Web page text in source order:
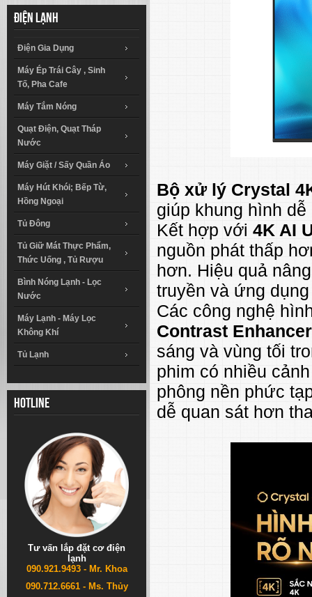
Điện lạnh
Điện Gia Dụng
Máy Ép Trái Cây , Sinh
Tố, Pha Cafe
Máy Tắm Nóng
Quạt Điện, Quạt Tháp
Nước
Máy Giặt / Sấy Quần Áo
Máy Hút Khói; Bếp Từ,
Hồng Ngoại
Tủ Đông
Tủ Giữ Mát Thực Phẩm,
Thức Uống , Tủ Rượu
Bình Nóng Lạnh - Lọc
Nước
Máy Lạnh - Máy Lọc
Không Khí
Tủ Lạnh
Hotline
Tư vấn lắp đặt cơ điện
lạnh
090.921.9493 - Mr. Khoa
090.712.6661 - Ms. Thủy
Bộ xử lý Crystal
giúp khung hình
Kết hợp với 4K AI
nguồn phát thấp
hơn. Hiệu quả
truyền và ứng
Các công nghệ
Contrast Enhancer
sáng và vùng tối
phim có nhiều
phông nền phức
dễ quan sát hơn